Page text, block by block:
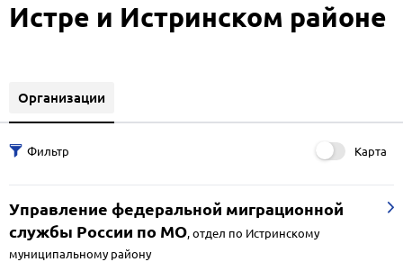
Истре и Истринском районе
Организации
Карта
Управление федеральной миграционной
службы России по МО,отдел по Истринскому
муниципальному району